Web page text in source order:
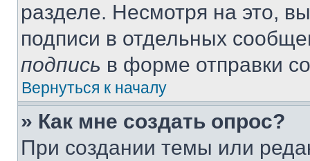
разделе. Несмотря на это,
подписи в отдельных
подпись в форме отправки
Вернуться к началу
» Как мне создать опрос?
При создании темы или